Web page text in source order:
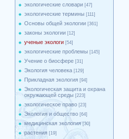
экологические словари [47]
экологические термины [111]
Основы общей экологии [361]
законы экологии [12]
ученые экологи [54]
экологические проблемы [145]
Учение о биосфере [31]
Экология человека [129]
Прикладная экология [94]
Экологическая защита и охрана
окружающей среды [223]
экологическое право [23]
Экология и общество [64]
медицинская экология [30]
растения [19]